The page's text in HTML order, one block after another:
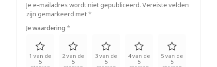
Je e-mailadres wordt niet gepubliceerd. Vereiste velden
zijn gemarkeerd met*
Je waardering *
1 van de
5
2 van de
5
3 van de
5
4 van de
5
5 van de
5